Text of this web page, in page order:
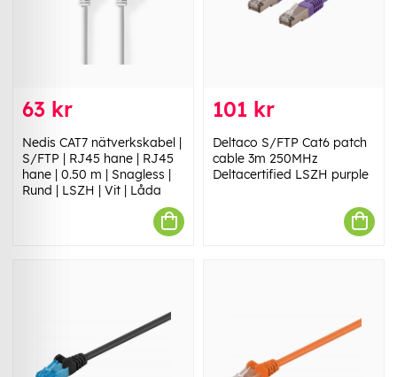
63 kr
Nedis CAT7 nätverkskabel |
S/FTP | RJ45 hane | RJ45
hane | 0.50 m | Snagless |
Rund | LSZH | Vit | Låda
101 kr
Deltaco S/FTP Cat6 patch
cable 3m 250MHz
Deltacertified LSZH purple